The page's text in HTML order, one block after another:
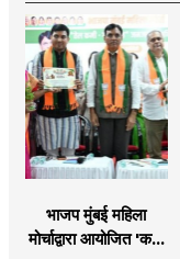
भाजप मुंबई महिला
मोर्चाद्वारा आयोजित 'कमी